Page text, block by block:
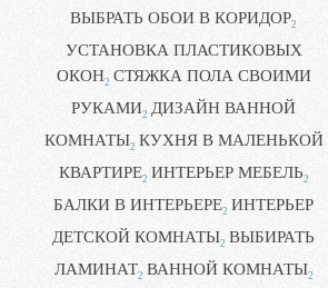
ВЫБРАТЬ ОБОИ В КОРИДОР2
УСТАНОВКА ПЛАСТИКОВЫХ
ОКОН2 СТЯЖКА ПОЛА СВОИМИ
РУКАМИ2 ДИЗАЙН ВАННОЙ
КОМНАТЫ2 КУХНЯ В МАЛЕНЬКОЙ
КВАРТИРЕ2 ИНТЕРЬЕР МЕБЕЛЬ2
БАЛКИ В ИНТЕРЬЕРЕ2 ИНТЕРЬЕР
ДЕТСКОЙ КОМНАТЫ2 ВЫБИРАТЬ
ЛАМИНАТ2 ВАННОЙ КОМНАТЫ2